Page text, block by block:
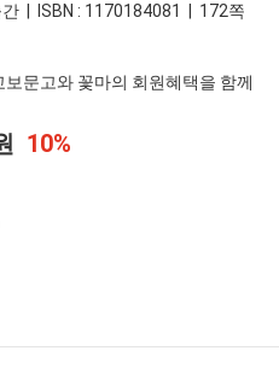
| ISBN : 1170184081 | 172쪽
보문고와 꽃마의 회원혜택을 함께
10%